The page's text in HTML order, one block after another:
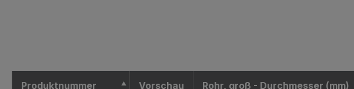
Produktnummer Vorschau Rohr, groß - Durchmesser (mm)